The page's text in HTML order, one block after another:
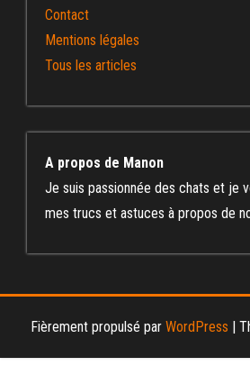
Contact
Mentions légales
Tous les articles
A propos de Manon
Je suis passionnée des chats et je
mes trucs et astuces à propos de
Fièrement propulsé par WordPress